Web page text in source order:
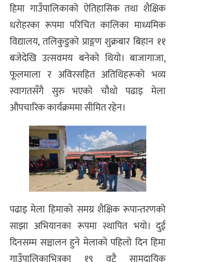
हिमा गाउँपालिकाको ऐतिहासिक तथा शैक्षिक
धरोहरका रूपमा परिचित कालिका माध्यमिक
विद्यालय, तलिकुडुको प्राङ्गण शुक्रबार बिहान ११
बजेदेखि उत्सवमय बनेको थियो। बाजागाजा,
फूलमाला र अविरसहित अतिथिहरूको भव्य
स्वागतसँगै सुरु भएको चौथो पढाइ मेला
औपचारिक कार्यक्रममा सीमित रहेन।
पढाइ मेला हिमाको समग्र शैक्षिक रूपान्तरणको
साझा अभियानका रूपमा स्थापित भयो। दुई
दिनसम्म सञ्चालन हुने मेलाको पहिलो दिन हिमा